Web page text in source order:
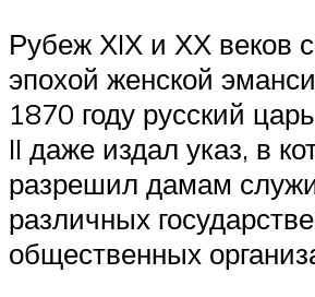
Рубеж ХIХ и ХХ веков
эпохой женской
1870 году русский
II даже издал указ, в
разрешил дамам
различных
общественных